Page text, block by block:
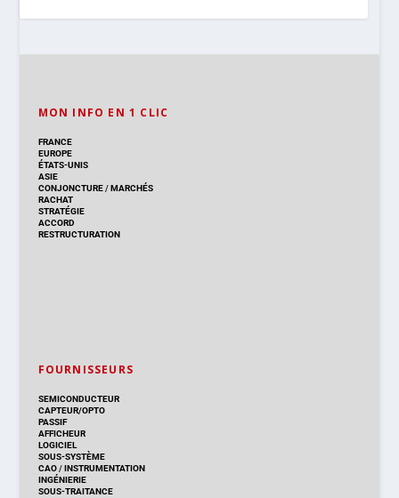
MON INFO EN 1 CLIC
FRANCE
EUROPE
ÉTATS-UNIS
ASIE
CONJONCTURE/MARCHÉS
RACHAT
STRATÉGIE
ACCORD
RESTRUCTURATION
FOURNISSEURS
SEMICONDUCTEUR
CAPTEUR/OPTO
PASSIF
AFFICHEUR
LOGICIEL
SOUS-SYSTÈME
CAO/INSTRUMENTATION
INGÉNIERIE
SOUS-TRAITANCE